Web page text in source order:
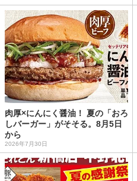
肉厚×にんにく醤油！ 夏の「おろ
しバーガー」がそそる。8月5日
から
2026年7月30日